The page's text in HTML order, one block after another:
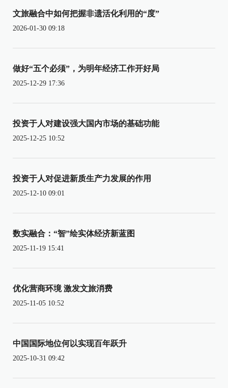
文旅融合中如何把握非遗活化利用的“度”
2026-01-30 09:18
做好“五个必须”，为明年经济工作开好局
2025-12-29 17:36
投资于人对建设强大国内市场的基础功能
2025-12-25 10:52
投资于人对促进新质生产力发展的作用
2025-12-10 09:01
数实融合：“智”绘实体经济新蓝图
2025-11-19 15:41
优化营商环境 激发文旅消费
2025-11-05 10:52
中国国际地位何以实现百年跃升
2025-10-31 09:42